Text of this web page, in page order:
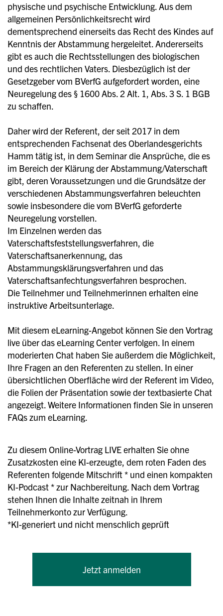
physische und psychische Entwicklung. Aus dem
allgemeinen Persönlichkeitsrecht wird
dementsprechend einerseits das Recht des Kindes auf
Kenntnis der Abstammung hergeleitet. Andererseits
gibt es auch die Rechtsstellungen des biologischen
und des rechtlichen Vaters. Diesbezüglich ist der
Gesetzgeber vom BVerfG aufgefordert worden, eine
Neuregelung des § 1600 Abs. 2 Alt. 1, Abs. 3 S. 1 BGB
zu schaffen.
Daher wird der Referent, der seit 2017 in dem
entsprechenden Fachsenat des Oberlandesgerichts
Hamm tätig ist, in dem Seminar die Ansprüche, die es
im Bereich der Klärung der Abstammung/Vaterschaft
gibt, deren Voraussetzungen und die Grundsätze der
verschiedenen Abstammungsverfahren beleuchten
sowie insbesondere die vom BVerfG geforderte
Neuregelung vorstellen.
Im Einzelnen werden das
Vaterschaftsfeststellungsverfahren, die
Vaterschaftsanerkennung, das
Abstammungsklärungsverfahren und das
Vaterschaftsanfechtungsverfahren besprochen.
Die Teilnehmer und Teilnehmerinnen erhalten eine
instruktive Arbeitsunterlage.
Mit diesem eLearning-Angebot können Sie den Vortrag
live über das eLearning Center verfolgen. In einem
moderierten Chat haben Sie außerdem die Möglichkeit,
Ihre Fragen an den Referenten zu stellen. In einer
übersichtlichen Oberfläche wird der Referent im Video,
die Folien der Präsentation sowie der textbasierte Chat
angezeigt. Weitere Informationen finden Sie in unseren
FAQs zum eLearning.
Zu diesem Online-Vortrag LIVE erhalten Sie ohne
Zusatzkosten eine KI-erzeugte, dem roten Faden des
Referenten folgende Mitschrift * und einen kompakten
KI-Podcast * zur Nachbereitung. Nach dem Vortrag
stehen Ihnen die Inhalte zeitnah in Ihrem
Teilnehmerkonto zur Verfügung.
*KI-generiert und nicht menschlich geprüft
Jetzt anmelden